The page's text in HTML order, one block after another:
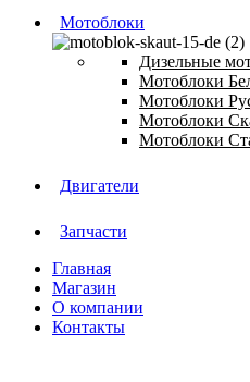
Мотоблоки
Дизельные
Мотоблоки
Мотоблоки
Мотоблоки
Мотоблоки
Двигатели
Запчасти
Главная
Магазин
О компании
Контакты